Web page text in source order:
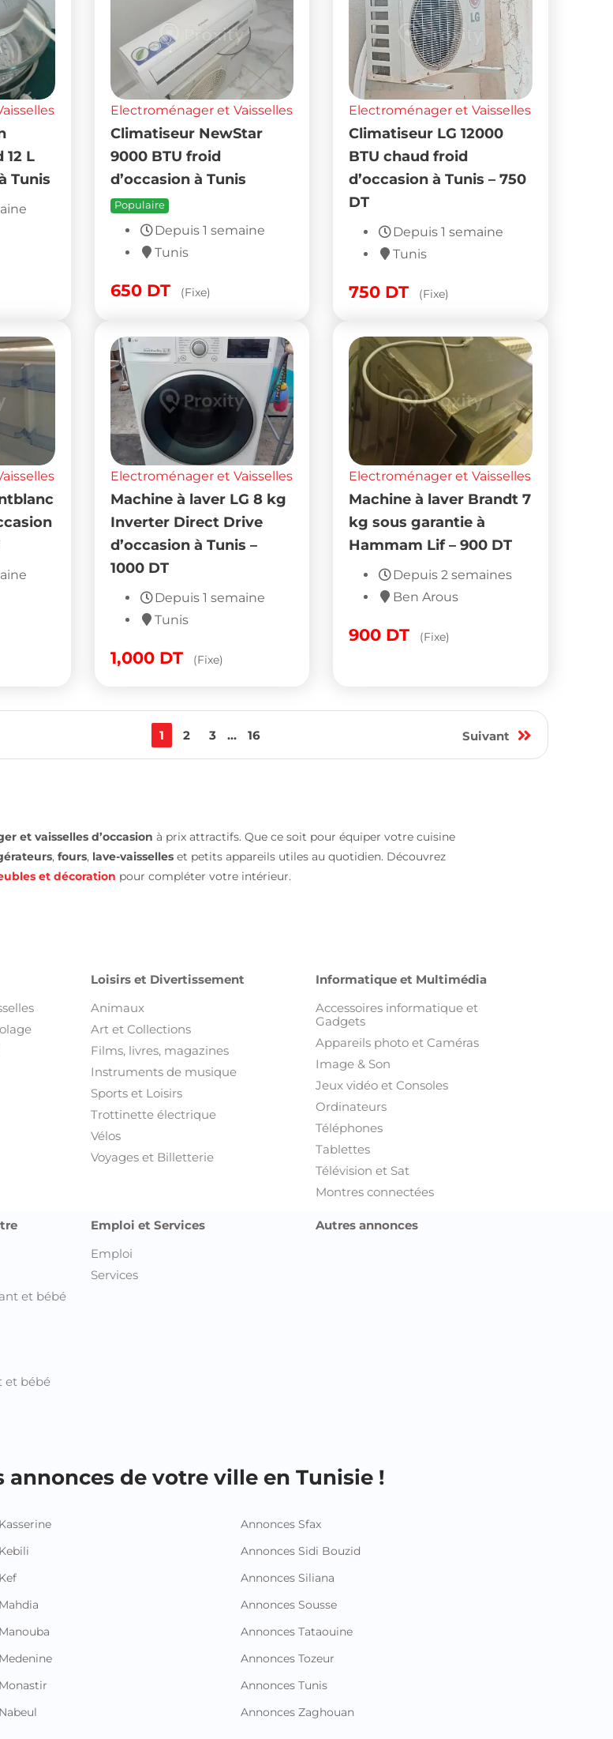
L
Tunis
Electroménager et Vaisselles
Climatiseur NewStar
9000 BTU froid
d’occasion à Tunis
Populaire
Depuis 1 semaine
Tunis
650 DT (Fixe)
Electroménager et Vaisselles
Climatiseur LG 12000
BTU chaud froid
d’occasion à Tunis – 750
DT
Depuis 1 semaine
Tunis
750 DT (Fixe)
Electroménager et Vaisselles
Machine à laver LG 8 kg
Inverter Direct Drive
d’occasion à Tunis –
1000 DT
Depuis 1 semaine
Tunis
1,000 DT (Fixe)
Electroménager et Vaisselles
Machine à laver Brandt 7
kg sous garantie à
Hammam Lif – 900 DT
Depuis 2 semaines
Ben Arous
900 DT (Fixe)
1 2 3 ... 16 Suivant
et vaisselles d’occasion à prix attractifs. Que ce soit pour équiper votre cuisine
, fours, lave-vaisselleset petits appareils utiles au quotidien. Découvrez
et décoration pour compléter votre intérieur.
Loisirs et Divertissement
Animaux
Art et Collections
Films, livres, magazines
Instruments de musique
Sports et Loisirs
Trottinette électrique
Vélos
Voyages et Billetterie
Informatique et Multimédia
Accessoires informatique et
Gadgets
Appareils photo et Caméras
Image & Son
Jeux vidéo et Consoles
Ordinateurs
Téléphones
Tablettes
Télévision et Sat
Montres connectées
et bébé
et bébé
Emploi et Services
Emploi
Services
Autres annonces
annonces de votre ville en Tunisie !
Annonces Sfax
Annonces Sidi Bouzid
Annonces Siliana
Annonces Sousse
Annonces Tataouine
Annonces Tozeur
Annonces Tunis
Annonces Zaghouan